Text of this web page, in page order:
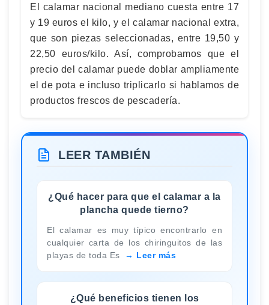
El calamar nacional mediano cuesta entre 17
y 19 euros el kilo, y el calamar nacional extra,
que son piezas seleccionadas, entre 19,50 y
22,50 euros/kilo. Así, comprobamos que el
precio del calamar puede doblar ampliamente
el de pota e incluso triplicarlo si hablamos de
productos frescos de pescadería.
LEER TAMBIÉN
¿Qué hacer para que el calamar a la
plancha quede tierno?
El calamar es muy típico encontrarlo en
cualquier carta de los chiringuitos de las
playas de toda Es
Leer más
¿Qué beneficios tienen los